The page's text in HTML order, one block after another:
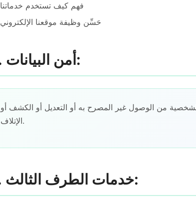
فهم كيف تستخدم خدماتنا
حَسِّن وظيفة موقعنا الإلكتروني
4. أمن البيانات:
الشخصية من الوصول غير المصرح به أو التعديل أو الكشف أو
الإتلاف.
5. خدمات الطرف الثالث: